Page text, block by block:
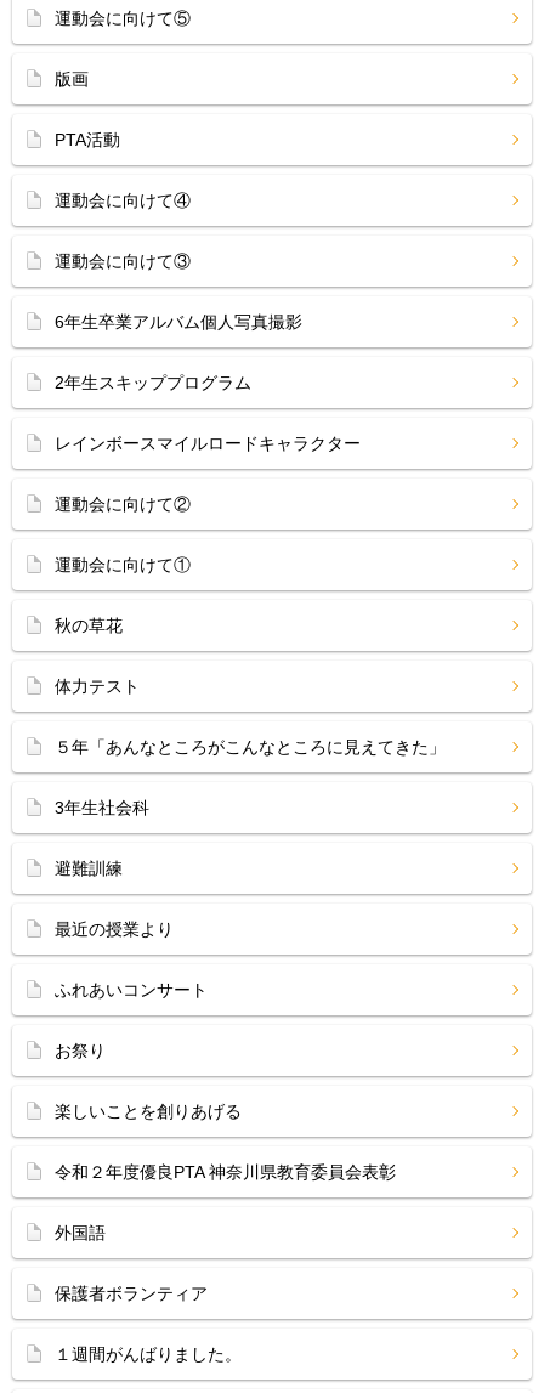
運動会に向けて⑤
版画
PTA活動
運動会に向けて④
運動会に向けて③
6年生卒業アルバム個人写真撮影
2年生スキッププログラム
レインボースマイルロードキャラクター
運動会に向けて②
運動会に向けて①
秋の草花
体力テスト
５年「あんなところがこんなところに見えてきた」
3年生社会科
避難訓練
最近の授業より
ふれあいコンサート
お祭り
楽しいことを創りあげる
令和２年度優良PTA 神奈川県教育委員会表彰
外国語
保護者ボランティア
１週間がんばりました。